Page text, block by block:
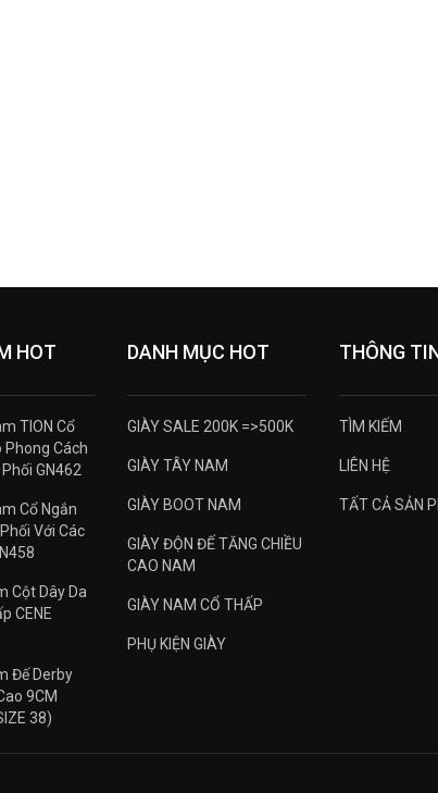
HOT
TION Cổ
Phong Cách
GN462
Cổ Ngắn
Với Các
Cột Dây Da
CENE
Đế Derby
9CM
38)
DANH MỤC HOT
GIÀY SALE 200K =>500K
GIÀY TÂY NAM
GIÀY BOOT NAM
GIÀY ĐỘN ĐẾ TĂNG CHIỀU
CAO NAM
GIÀY NAM CỔ THẤP
PHỤ KIỆN GIÀY
THÔNG
TÌM KIẾM
LIÊN HỆ
TẤT CẢ SẢN